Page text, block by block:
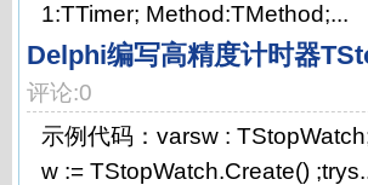
1:TTimer; Method:TMethod;...
Delphi编写高精度计时器
评论:0
示例代码：varsw :
w := TStopWatch.Create()